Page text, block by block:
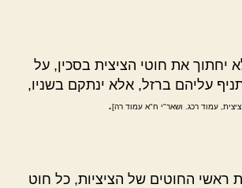
יחתוך את חוטי הציצית בסכין, על
עליהם ברזל, אלא ינתקם בשניו,
ציצית, עמוד רכג. ושאר"י ח"א עמוד רה].
ראשי החוטים של הציציות, כל חוט